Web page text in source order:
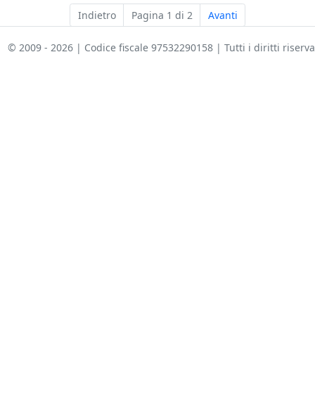
Indietro Pagina 1 di 2 Avanti
© 2009 - 2026 | Codice fiscale 97532290158 | Tutti i diritti